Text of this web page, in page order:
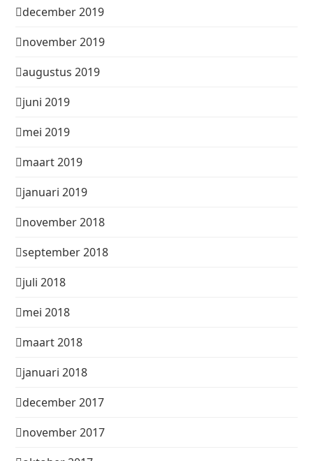
december 2019
november 2019
augustus 2019
juni 2019
mei 2019
maart 2019
januari 2019
november 2018
september 2018
juli 2018
mei 2018
maart 2018
januari 2018
december 2017
november 2017